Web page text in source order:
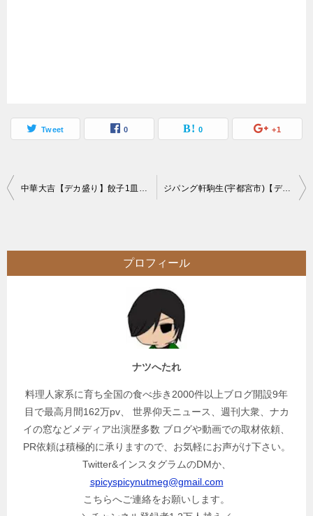
Tweet 0 0 +1
投
ビ
ゲ
中華大吉【デカ盛り】餃子1皿25個入しょうが醤油ラーメン6玉まで無料の大繁盛店 ジパング軒駒生(宇都宮市)【デカ盛り】総重量約10kgの二郎系トリプルツリー爆食
プロフィール
ナツへたれ
料理人家系に育ち全国の食べ歩き2000件以上ブログ開設9年
目で最高月間162万pv、 世界仰天ニュース、週刊大衆、ナカ
イの窓などメディア出演歴多数 ブログや動画での取材依頼、
PR依頼は積極的に承りますので、お気軽にお声がけ下さい。
Twitter&インスタグラムのDMか、
spicyspicynutmeg@gmail.com
こちらへご連絡をお願いします。